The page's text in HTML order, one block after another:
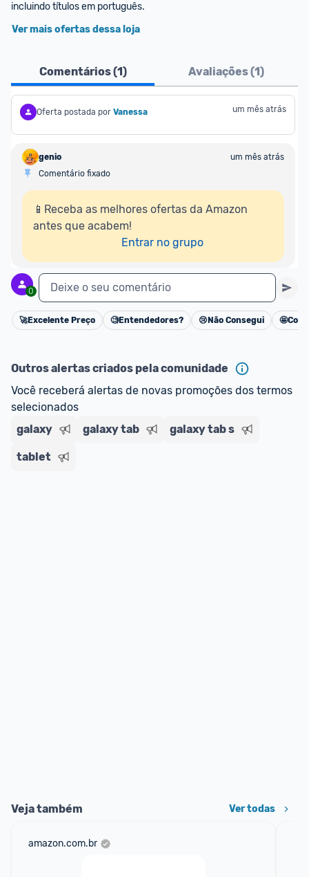
incluindo títulos em português.
Ver mais ofertas dessa loja
Comentários (1) Avaliações (1)
Oferta postada por Vanessa um mês atrás
genio
um mês atrás
Comentário fixado
📱Receba as melhores ofertas da Amazon
antes que acabem!
Entrar no grupo
0 Deixe o seu comentário
Cancelar
🚀Excelente Preço 🧐Entendedores? 😢 Não Consegui 🤩
Outros alertas criados pela comunidade
Você receberá alertas de novas promoções dos termos
selecionados
galaxy
galaxy tab galaxy tab s
tablet
Veja também Ver todas
amazon.com.br